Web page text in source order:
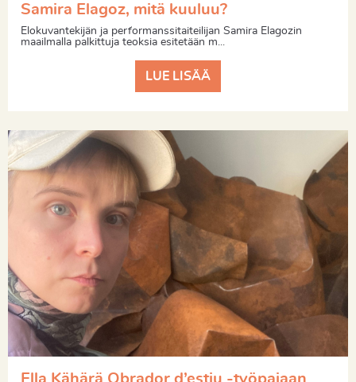
Samira Elagoz, mitä kuuluu?
Elokuvantekijän ja performanssitaiteilijan Samira Elagozin
maailmalla palkittuja teoksia esitetään m...
LUE LISÄÄ
Ella Kähärä Obrador d’estiu -työpajaan